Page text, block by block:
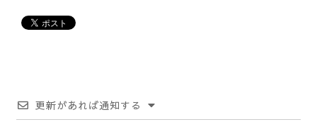
更新があれば通知する